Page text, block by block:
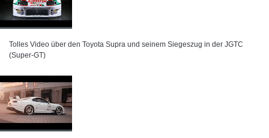
Tolles Video über den Toyota Supra und seinem Siegeszug in der JGTC
(Super-GT)